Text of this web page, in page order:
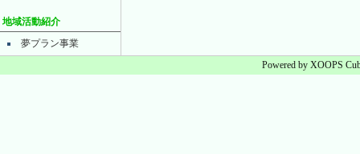
地域活動紹介
夢プラン事業
Powered by XOOPS